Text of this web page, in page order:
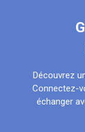
Découvrez
Connectez-
échanger